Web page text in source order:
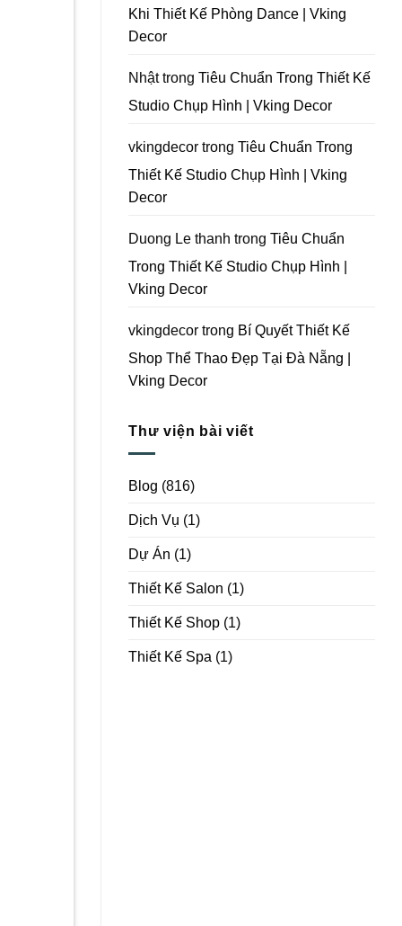
Kế
Tại
Đà
Nẵng
|
Khi Thiết Kế Phòng Dance | Vking
Decor
Nhậttrong Tiêu Chuẩn Trong Thiết Kế
Studio Chụp Hình | Vking Decor
vkingdecor trong Tiêu Chuẩn Trong
Thiết Kế Studio Chụp Hình | Vking
Decor
Duong Le thanh trong Tiêu Chuẩn
Trong Thiết Kế Studio Chụp Hình |
Vking Decor
vkingdecor trong Bí Quyết Thiết Kế
Shop Thể Thao Đẹp Tại Đà Nẵng |
Vking Decor
Thư viện bài viết
Blog (816)
Dịch Vụ (1)
Dự Án (1)
Thiết Kế Salon (1)
Thiết Kế Shop (1)
Thiết Kế Spa (1)